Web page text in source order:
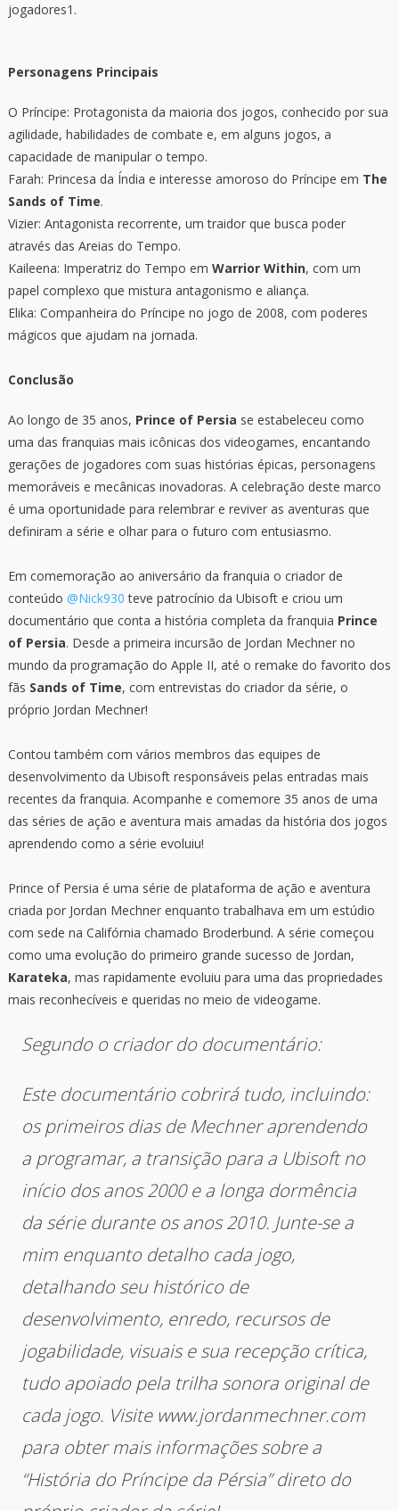
jogadores1.
Personagens Principais
O Príncipe: Protagonista da maioria dos jogos, conhecido por sua
agilidade, habilidades de combate e, em alguns jogos, a
capacidade de manipular o tempo.
Farah: Princesa da Índia e interesse amoroso do Príncipe em The
Sands of Time.
Vizier: Antagonista recorrente, um traidor que busca poder
através das Areias do Tempo.
Kaileena: Imperatriz do Tempo em Warrior Within, com um
papel complexo que mistura antagonismo e aliança.
Elika: Companheira do Príncipe no jogo de 2008, com poderes
mágicos que ajudam na jornada.
Conclusão
Ao longo de 35 anos, Prince of Persia se estabeleceu como
uma das franquias mais icônicas dos videogames, encantando
gerações de jogadores com suas histórias épicas, personagens
memoráveis e mecânicas inovadoras. A celebração deste marco
é uma oportunidade para relembrar e reviver as aventuras que
definiram a série e olhar para o futuro com entusiasmo.
Em comemoração ao aniversário da franquia o criador de
conteúdo @Nick930 teve patrocínio da Ubisoft e criou um
documentário que conta a história completa da franquia Prince
of Persia. Desde a primeira incursão de Jordan Mechner no
mundo da programação do Apple II, até o remake do favorito dos
fãs Sands of Time, com entrevistas do criador da série, o
próprio Jordan Mechner!
Contou também com vários membros das equipes de
desenvolvimento da Ubisoft responsáveis pelas entradas mais
recentes da franquia. Acompanhe e comemore 35 anos de uma
das séries de ação e aventura mais amadas da história dos jogos
aprendendo como a série evoluiu!
Prince of Persia é uma série de plataforma de ação e aventura
criada por Jordan Mechner enquanto trabalhava em um estúdio
com sede na Califórnia chamado Broderbund. A série começou
como uma evolução do primeiro grande sucesso de Jordan,
Karateka, mas rapidamente evoluiu para uma das propriedades
mais reconhecíveis e queridas no meio de videogame.
Segundo o criador do documentário:
Este documentário cobrirá tudo, incluindo:
os primeiros dias de Mechner aprendendo
a programar, a transição para a Ubisoft no
início dos anos 2000 e a longa dormência
da série durante os anos 2010. Junte-se a
mim enquanto detalho cada jogo,
detalhando seu histórico de
desenvolvimento, enredo, recursos de
jogabilidade, visuais e sua recepção crítica,
tudo apoiado pela trilha sonora original de
cada jogo. Visite www.jordanmechner.com
para obter mais informações sobre a
“História do Príncipe da Pérsia” direto do